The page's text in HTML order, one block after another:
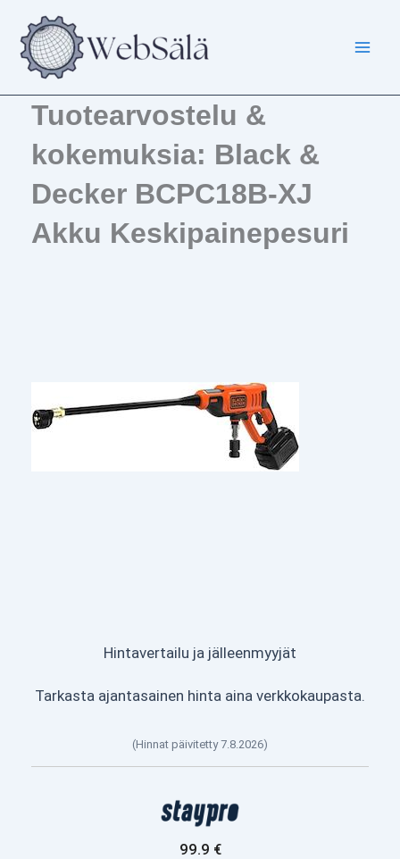
sisältöön
Tuotearvostelu &
kokemuksia: Black &
Decker BCPC18B-XJ
Akku Keskipainepesuri
Hintavertailu ja jälleenmyyjät
Tarkasta ajantasainen hinta aina verkkokaupasta.
(Hinnat päivitetty 7.8.2026)
99.9 €